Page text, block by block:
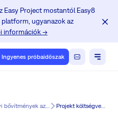
Easy Project mostantól Easy8
ugyanazok az
információk →
Ingyenes próbaidőszak
Pénzügyi bővítmények az Easy8. Projekt költségvetések